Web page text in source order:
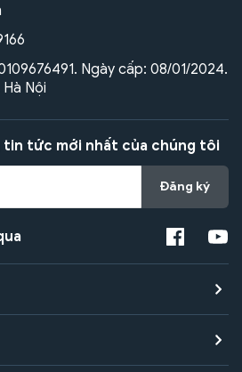
Ngày cấp: 08/01/2024.
Nội
tin tức mới nhất của chúng tôi
Đăng ký